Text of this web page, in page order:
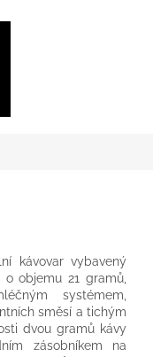
kávovar vybavený
o objemu 21 gramů,
systémem,
směsí a tichým
dvou gramů kávy
zásobníkem na